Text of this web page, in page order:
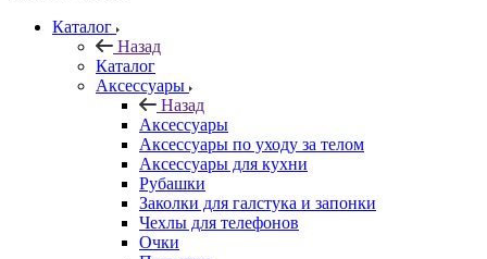
Каталог
Назад
Каталог
Аксессуары
Назад
Аксессуары
Аксессуары по уходу за телом
Аксессуары для кухни
Рубашки
Заколки для галстука и запонки
Чехлы для телефонов
Очки